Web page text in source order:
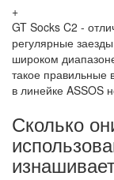
+
GT Socks C2 -
регулярные
широком
такое правильные
в линейке ASSOS
Сколько